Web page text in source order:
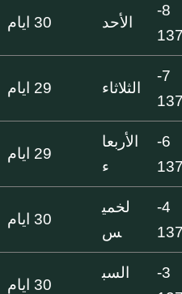
8-
الأحد 30 ايام
7-
الثلاثاء 29 ايام
6-
الأربعا
ء
29 ايام
4-
لخمي
س
30 ايام
3-
السب
30 ايام